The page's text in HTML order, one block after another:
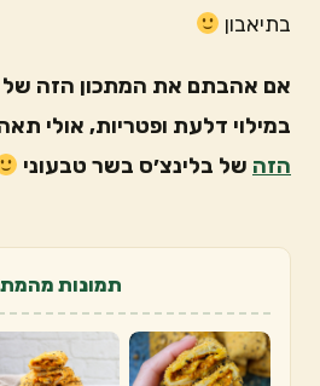
בתיאבון
אם אהבתם את המתכון הזה של
במילוי דלעת ופטריות, אולי
הזה של בלינצ׳ס בשר טבעוני
תמונות